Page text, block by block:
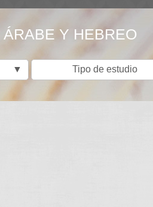
Y HEBREO
▼ Tipo de estudio